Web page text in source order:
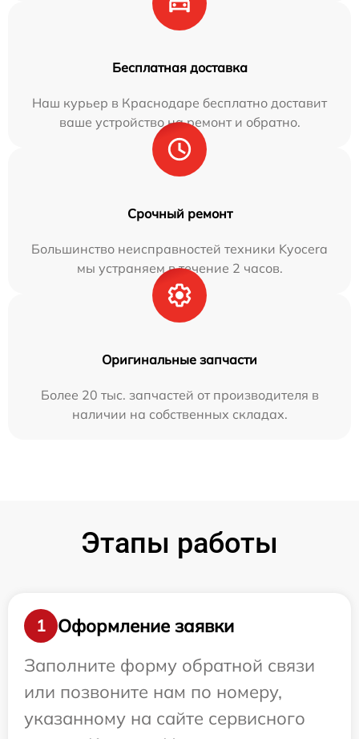
Бесплатная доставка
Наш курьер в Краснодаре бесплатно доставит
ваше устройство на ремонт и обратно.
Срочный ремонт
Большинство неисправностей техники Kyocera
мы устраняем в течение 2 часов.
Оригинальные запчасти
Более 20 тыс. запчастей от производителя в
наличии на собственных складах.
Этапы работы
1
Оформление заявки
Заполните форму обратной связи
или позвоните нам по номеру,
указанному на сайте сервисного